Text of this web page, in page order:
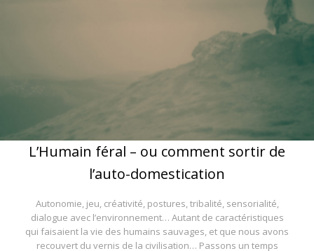
L’Humain féral – ou comment sortir de
l’auto-domestication
Autonomie, jeu, créativité, postures, tribalité, sensorialité,
dialogue avec l’environnement… Autant de caractéristiques
qui faisaient la vie des humains sauvages, et que nous avons
recouvert du vernis de la civilisation… Passons un temps